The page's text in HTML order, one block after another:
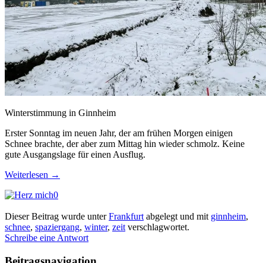
Winterstimmung in Ginnheim
Erster Sonntag im neuen Jahr, der am frühen Morgen einigen
Schnee brachte, der aber zum Mittag hin wieder schmolz. Keine
gute Ausgangslage für einen Ausflug.
Weiterlesen →
0
Dieser Beitrag wurde unterFrankfurt abgelegt und mit ginnheim,
schnee, spaziergang, winter, zeit verschlagwortet.
Schreibe eine Antwort